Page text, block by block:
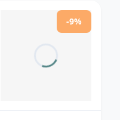
-9%